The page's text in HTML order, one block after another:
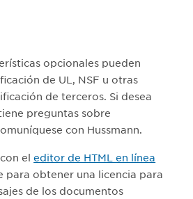
opcionales pueden
de UL, NSF u otras
de terceros. Si desea
preguntas sobre
con Hussmann.
eleditor de HTML en línea
para obtener una licencia para
de los documentos